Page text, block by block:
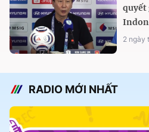
quyết
2 ngày
RADIO MỚI NHẤT